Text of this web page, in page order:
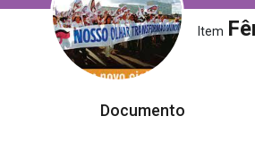
Item
Documento